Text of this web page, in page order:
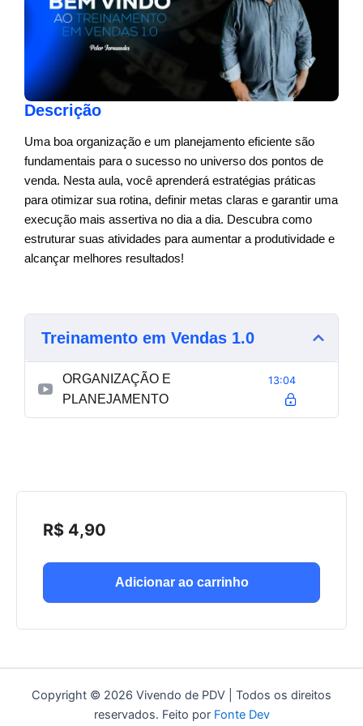
Descrição
Uma boa organização e um planejamento eficiente são
fundamentais para o sucesso no universo dos pontos de
venda. Nesta aula, você aprenderá estratégias práticas
para otimizar sua rotina, definir metas claras e garantir uma
execução mais assertiva no dia a dia. Descubra como
estruturar suas atividades para aumentar a produtividade e
alcançar melhores resultados!
Treinamento em Vendas 1.0
ORGANIZAÇÃO E
PLANEJAMENTO
13:04
R$ 4,90
Adicionar ao carrinho
Copyright © 2026 Vivendo de PDV | Todos os direitos
reservados. Feito por Fonte Dev